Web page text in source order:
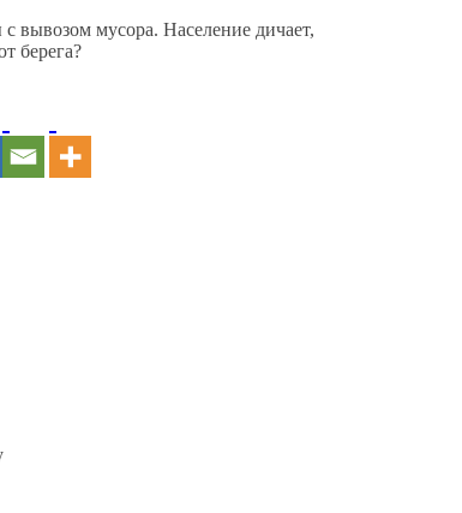
вывозом мусора. Население дичает,
берега?